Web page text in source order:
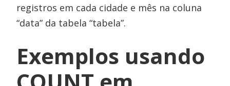
registros em cada cidade e mês na coluna
“data” da tabela “tabela”.
Exemplos usando